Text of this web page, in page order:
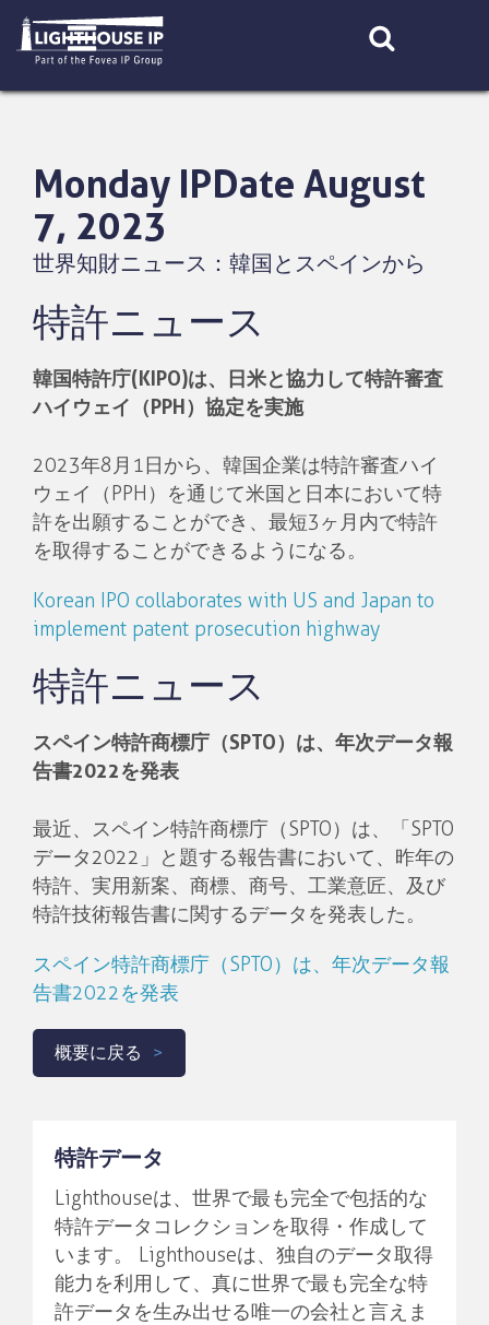
content
Monday IPDate August
7, 2023
世界知財ニュース：韓国とスペインから
特許ニュース
韓国特許庁(KIPO)は、日米と協力して特許審査
ハイウェイ（PPH）協定を実施
2023年8月1日から、韓国企業は特許審査ハイ
ウェイ（PPH）を通じて米国と日本において特
許を出願することができ、最短3ヶ月内で特許
を取得することができるようになる。
Korean IPO collaborates with US and Japan to
implement patent prosecution highway
特許ニュース
スペイン特許商標庁（SPTO）は、年次データ報
告書2022を発表
最近、スペイン特許商標庁（SPTO）は、「SPTO
データ2022」と題する報告書において、昨年の
特許、実用新案、商標、商号、工業意匠、及び
特許技術報告書に関するデータを発表した。
スペイン特許商標庁（SPTO）は、年次データ報
告書2022を発表
概要に戻る
特許データ
Lighthouseは、世界で最も完全で包括的な
特許データコレクションを取得・作成して
います。 Lighthouseは、独自のデータ取得
能力を利用して、真に世界で最も完全な特
許データを生み出せる唯一の会社と言えま